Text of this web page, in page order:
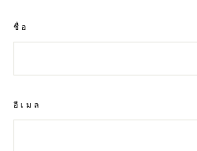
ชื่อ
อีเมล